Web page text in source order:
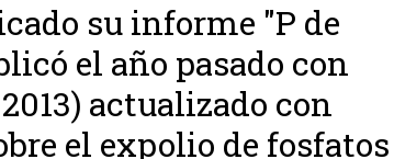
su informe "P de
el año pasado con
actualizado con
el expolio de fosfatos